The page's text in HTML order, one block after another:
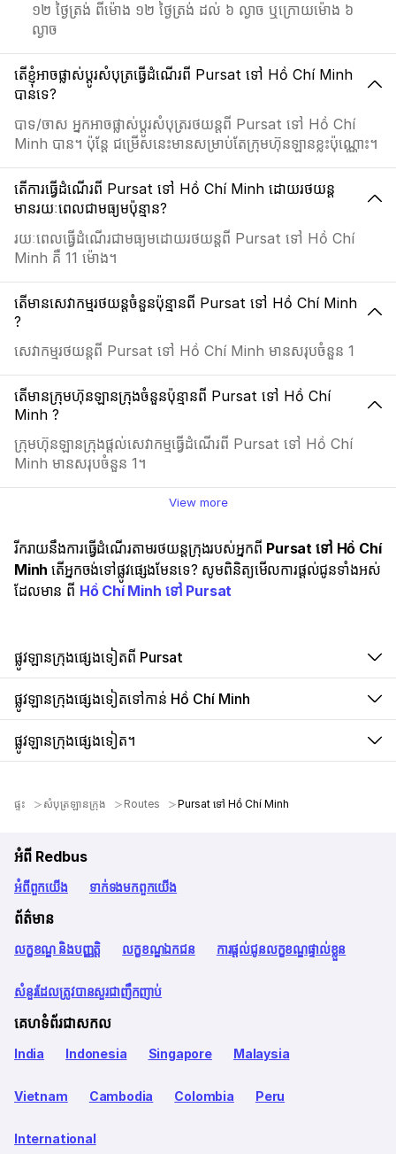
១២ ថ្ងៃត្រង់ ពីម៉ោង ១២ ថ្ងៃត្រង់ ដល់ ៦ ល្ងាច ឬក្រោយម៉ោង ៦
ល្ងាច
តើខ្ញុំអាចផ្លាស់ប្ដូរសំបុត្រធ្វើដំណើរពី Pursat ទៅ Hồ Chí Minh
បានទេ?
បាទ/ចាស អ្នកអាចផ្លាស់ប្ដូរសំបុត្ររថយន្តពី Pursat ទៅ Hồ Chí
Minh បាន។ ប៉ុន្តែ ជម្រើសនេះមានសម្រាប់តែក្រុមហ៊ុនឡានខ្លះប៉ុណ្ណោះ។
តើការធ្វើដំណើរពី Pursat ទៅ Hồ Chí Minh ដោយរថយន្ត
មានរយៈពេលជាមធ្យមប៉ុន្មាន?
រយៈពេលធ្វើដំណើរជាមធ្យមដោយរថយន្តពី Pursat ទៅ Hồ Chí
Minh គឺ 11 ម៉ោង។
តើមានសេវាកម្មរថយន្តចំនួនប៉ុន្មានពី Pursat ទៅ Hồ Chí Minh
?
សេវាកម្មរថយន្តពី Pursat ទៅ Hồ Chí Minh មានសរុបចំនួន 1
តើមានក្រុមហ៊ុនឡានក្រុងចំនួនប៉ុន្មានពី Pursat ទៅ Hồ Chí
Minh ?
ក្រុមហ៊ុនឡានក្រុងផ្ដល់សេវាកម្មធ្វើដំណើរពី Pursat ទៅ Hồ Chí
Minh មានសរុបចំនួន 1។
View more
រីករាយនឹងការធ្វើដំណើរតាមរថយន្តក្រុងរបស់អ្នកពី Pursat ទៅ Hồ Chí
Minhតើអ្នកចង់ទៅផ្លូវផ្សេងមែនទេ? សូមពិនិត្យមើលការផ្តល់ជូនទាំងអស់
ដែលមាន ពី Hồ Chí Minh ទៅ Pursat
ផ្លូវឡានក្រុងផ្សេងទៀតពី Pursat
ផ្លូវឡានក្រុងផ្សេងទៀតទៅកាន់ Hồ Chí Minh
ផ្លូវឡានក្រុងផ្សេងទៀត។
ផ្ទះ សំបុត្រឡានក្រុង Routes Pursat ទៅ Hồ Chí Minh
អំពី Redbus
អំពី​ពួក​យើង ទាក់ទង​មក​ពួក​យើង
ព័ត៌មាន
លក្ខខណ្ឌ និងបញ្ញត្តិ លក្ខខណ្ឌឯកជន ការផ្តល់ជូនលក្ខខណ្ឌផ្ទាល់ខ្លួន
សំនួរដែលត្រូវបានសួរជាញឹកញាប់
គេហទំព័រជាសកល
India Indonesia Singapore Malaysia
Vietnam Cambodia Colombia Peru
International